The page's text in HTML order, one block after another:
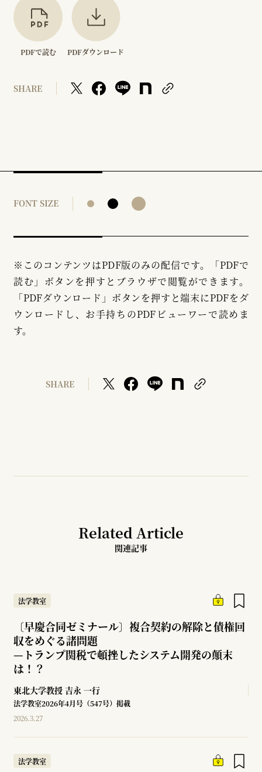
PDFで読む PDFダウンロード
SHARE
FONT SIZE
※このコンテンツはPDF版のみの配信です。「PDFで
読む」ボタンを押すとブラウザで閲覧ができます。
「PDFダウンロード」ボタンを押すと端末にPDFをダ
ウンロードし、お手持ちのPDFビューワーで読めま
す。
SHARE
Related Article
関連記事
法学教室
〔早慶合同ゼミナール〕複合契約の解除と債権回
収をめぐる諸問題
— トランプ関税で頓挫したシステム開発の顛末
は！？
東北大学教授 吉永 一行
法学教室2026年4月号（547号）掲載
2026.3.27
法学教室